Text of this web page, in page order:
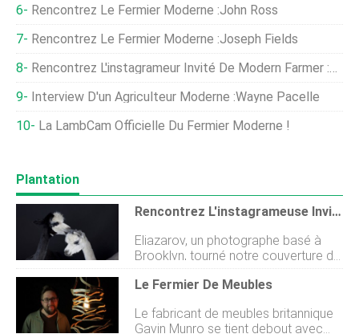
Rencontrez Le Fermier Moderne :John Ross
Rencontrez Le Fermier Moderne :Joseph Fields
Rencontrez L'instagrameur Invité De Modern Farmer :Door Creek Orchard
Interview D'un Agriculteur Moderne :Wayne Pacelle
La LambCam Officielle Du Fermier Moderne !
Plantation
Rencontrez L'instagrameuse Invitée De Modern Farmer :Aliza Eliazarov
Eliazarov, un photographe basé à
Brooklyn, tourné notre couverture de
lautomne 2015 et les images de
lhistoire en quatre parties qui
alapcas. Elle a également tourné
Le Fermier De Meubles
Le fabricant de meubles britannique
Gavin Munro se tient debout avec